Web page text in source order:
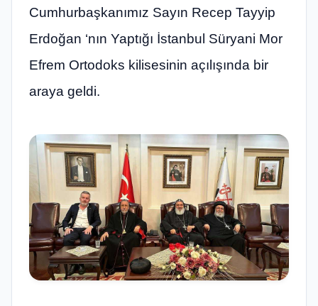
Cumhurbaşkanımız Sayın Recep Tayyip
Erdoğan ‘nın Yaptığı İstanbul Süryani Mor
Efrem Ortodoks kilisesinin açılışında bir
araya geldi.